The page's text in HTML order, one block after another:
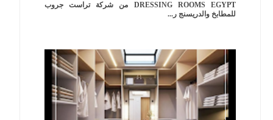
DRESSING ROOMS EGYPT من شركة تراست جروب
للمطابخ والدريسنج ر...